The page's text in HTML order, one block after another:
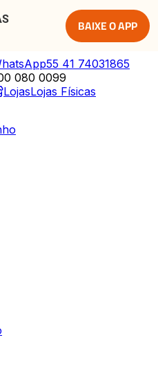
BAIXE O APP
55 41 74031865
080 0099
LojasLojas Físicas